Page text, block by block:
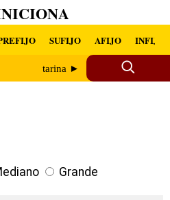
SUFIJO AFIJO INFIJO
tarina ►
Grande